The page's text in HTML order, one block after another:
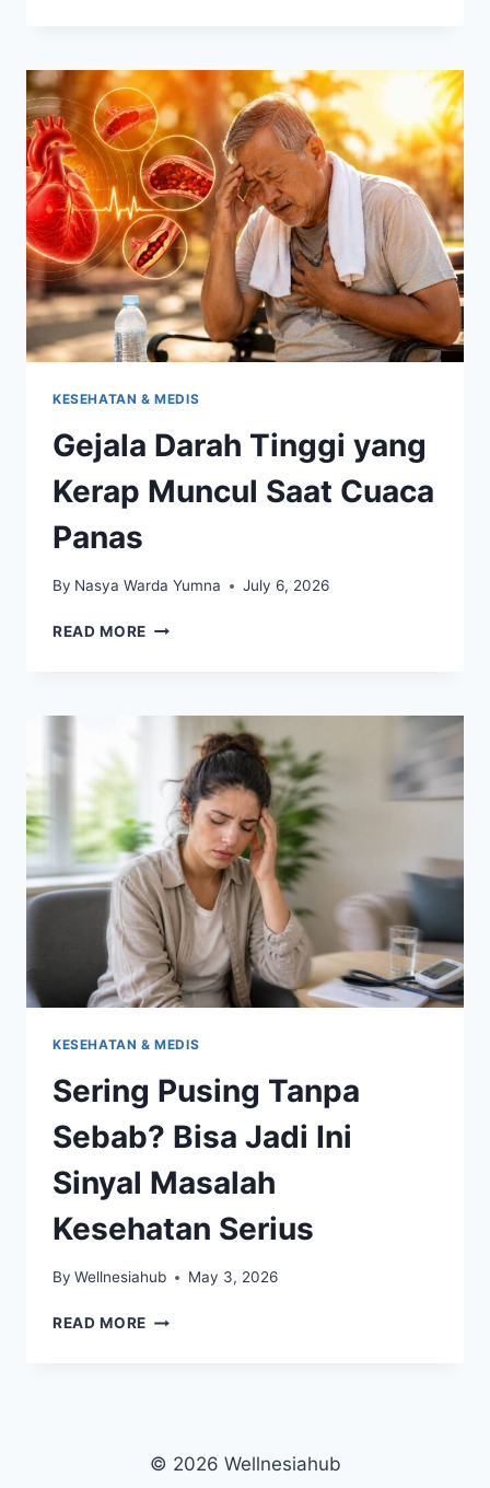
NAIK
SAAT
BANGUN
TIDUR?
INI
PENJELASAN
AHLINYA
KESEHATAN & MEDIS
Gejala Darah Tinggi yang
Kerap Muncul Saat Cuaca
Panas
By Nasya Warda Yumna July 6, 2026
READ MORE GEJALA
KERAP
MUNCUL
SAAT
CUACA
PANAS
KESEHATAN & MEDIS
Sering Pusing Tanpa
Sebab? Bisa Jadi Ini
Sinyal Masalah
Kesehatan Serius
By Wellnesiahub May 3, 2026
READ MORE SERING
INI
© 2026 Wellnesiahub